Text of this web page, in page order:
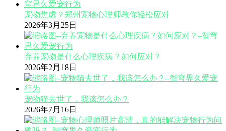
宠物焦虑？郑州宠物心理师教你轻松应对
2026年3月25日
弃养宠物是什么心理疾病？如何应对？
2026年2月18日
宠物猫去世了，我该怎么办？
2026年7月16日